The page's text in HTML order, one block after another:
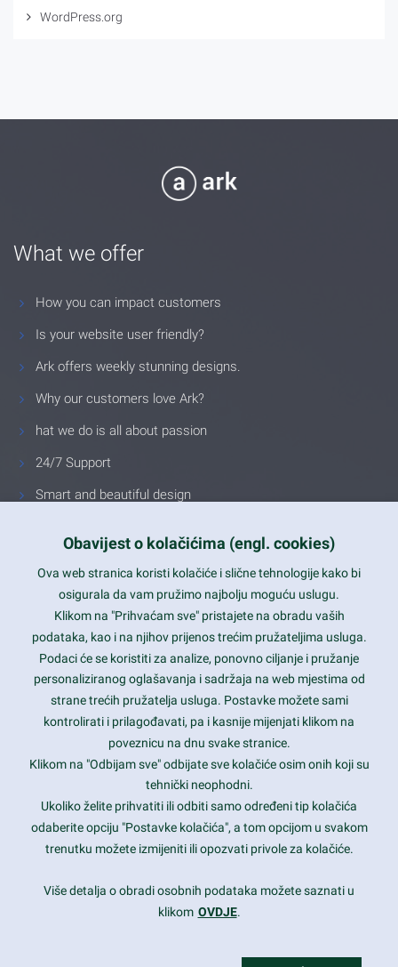
WordPress.org
What we offer
How you can impact customers
Is your website user friendly?
Ark offers weekly stunning designs.
Why our customers love Ark?
hat we do is all about passion
24/7 Support
Smart and beautiful design
Latest trends and much more...
Contact Info
1600 Amphitheatre Parkway, Mountain View, CA 94043
prothemes.net@gmail.com
Daily: 9:00 am - 6:00 pm
Sunday: Closed
Copyright 2017FRESHFACE© All Rights Reserved
Obavijest o kolačićima (engl. cookies)
Ova web stranica koristi kolačiće i slične tehnologije kako bi
osigurala da vam pružimo najbolju moguću uslugu.
Klikom na "Prihvaćam sve" pristajete na obradu vaših
podataka, kao i na njihov prijenos trećim pružateljima usluga.
Podaci će se koristiti za analize, ponovno ciljanje i pružanje
personaliziranog oglašavanja i sadržaja na web mjestima od
strane trećih pružatelja usluga. Postavke možete sami
kontrolirati i prilagođavati, pa i kasnije mijenjati klikom na
poveznicu na dnu svake stranice.
Klikom na "Odbijam sve" odbijate sve kolačiće osim onih koji su
tehnički neophodni.
Ukoliko želite prihvatiti ili odbiti samo određeni tip kolačića
odaberite opciju "Postavke kolačića", a tom opcijom u svakom
trenutku možete izmijeniti ili opozvati privole za kolačiće.
Više detalja o obradi osobnih podataka možete saznati u
klikom OVDJE.